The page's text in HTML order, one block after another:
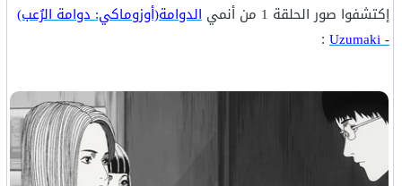
إكتشفوا صور الحلقة 1 من أنمي
الدوامة(أوزوماكي: دوامة الرُعب)
- Uzumaki
: